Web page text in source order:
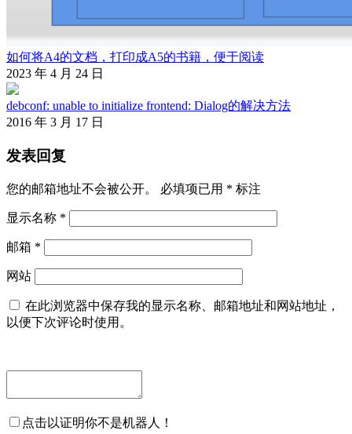
如何将A4的文档，打印成A5的书籍，便于阅读
2023 年 4 月 24 日
debconf: unable to initialize frontend: Dialog的解决方法
2016 年 3 月 17 日
发表回复
您的邮箱地址不会被公开。 必填项已用 * 标注
显示名称 *
邮箱 *
网站
在此浏览器中保存我的显示名称、邮箱地址和网站地址，
以便下次评论时使用。
点击以证明你不是机器人！